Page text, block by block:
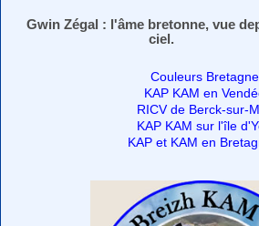
Gwin Zégal : l'âme bretonne, vue
ciel.
Couleurs Bretagne
KAP KAM en
RICV de Berck-sur-
KAP KAM sur l'île
KAP et KAM en